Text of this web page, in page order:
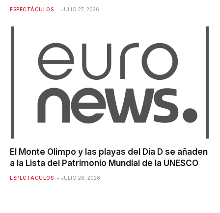
ESPECTÁCULOS JULIO 27, 2026
El Monte Olimpo y las playas del Día D se añaden
a la Lista del Patrimonio Mundial de la UNESCO
ESPECTÁCULOS JULIO 26, 2026